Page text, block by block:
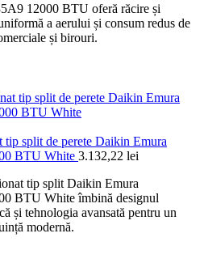
12000 BTU oferă răcire și
a aerului și consum redus de
și birouri.
tip split de perete Daikin Emura
BTU White 3.132,22 lei
tip split Daikin Emura
BTU White îmbină designul
și tehnologia avansată pentru un
modernă.